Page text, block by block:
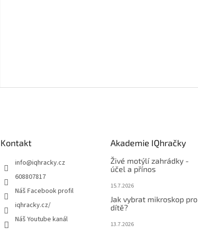
Kontakt
info@iqhracky.cz
608807817
Náš Facebook profil
iqhracky.cz/
Náš Youtube kanál
Akademie IQhračky
Živé motýlí zahrádky -
účel a přínos
15.7.2026
Jak vybrat mikroskop pro
dítě?
13.7.2026